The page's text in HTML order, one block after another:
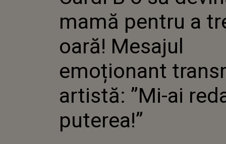
”MI-AI
mamă pentru a
oară! Mesajul
emoționant
artistă: ”Mi-ai
puterea!”